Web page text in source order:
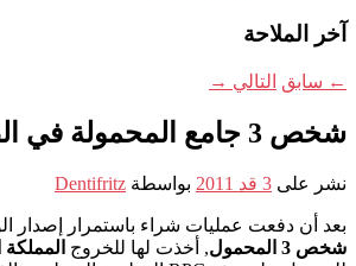
آخر الملاحة
← سابق التالي →
شخص 3 جامع المحمولة في الطبعة
نشر على 3 قد 2011 بواسطة Dentifritz
بعد أن دفعت عمليات شراء باستمرار إصدار
شخص 3 المحمول
, أخذت لها للخروج